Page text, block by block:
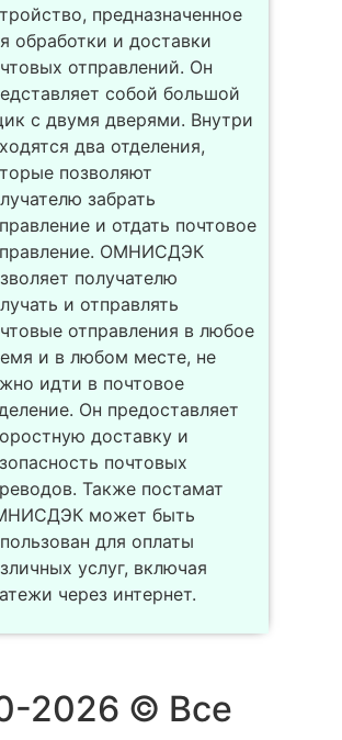
предназначенное
обработки и доставки
отправлений. Он
собой большой
с двумя дверями. Внутри
два отделения,
позволяют
забрать
и отдать почтовое
ОМНИСДЭК
получателю
и отправлять
отправления в любое
и в любом месте, не
идти в почтовое
Он предоставляет
доставку и
почтовых
Также постамат
может быть
для оплаты
услуг, включая
через интернет.
2026 © Все